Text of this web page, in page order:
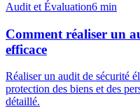
Audit et Évaluation6 min
Comment réaliser un
efficace
Réaliser un audit de sécurité
protection des biens et des
détaillé.